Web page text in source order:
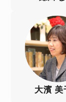
大濱 美